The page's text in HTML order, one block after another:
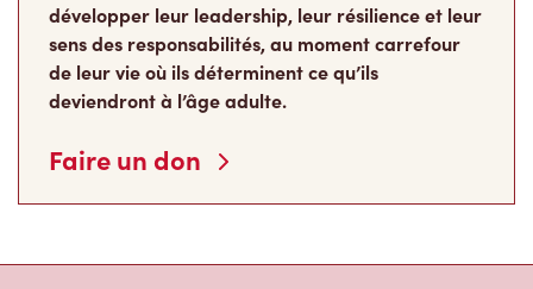
développer leur leadership, leur résilience et leur
sens des responsabilités, au moment carrefour
de leur vie où ils déterminent ce qu’ils
deviendront à l’âge adulte.
Faire un don